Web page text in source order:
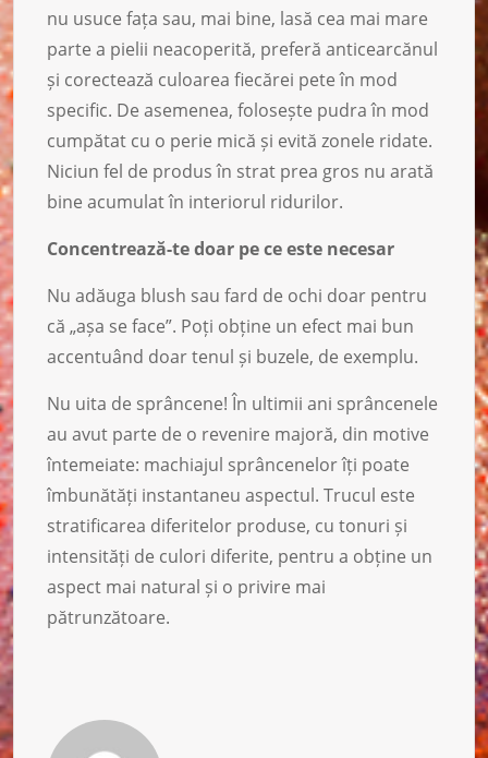
nu usuce fața sau, mai bine, lasă cea mai mare
parte a pielii neacoperită, preferă anticearcănul
și corectează culoarea fiecărei pete în mod
specific. De asemenea, folosește pudra în mod
cumpătat cu o perie mică și evită zonele ridate.
Niciun fel de produs în strat prea gros nu arată
bine acumulat în interiorul ridurilor.
Concentrează-te doar pe ce este necesar
Nu adăuga blush sau fard de ochi doar pentru
că „așa se face”. Poți obține un efect mai bun
accentuând doar tenul și buzele, de exemplu.
Nu uita de sprâncene! În ultimii ani sprâncenele
au avut parte de o revenire majoră, din motive
întemeiate: machiajul sprâncenelor îți poate
îmbunătăți instantaneu aspectul. Trucul este
stratificarea diferitelor produse, cu tonuri și
intensități de culori diferite, pentru a obține un
aspect mai natural și o privire mai
pătrunzătoare.